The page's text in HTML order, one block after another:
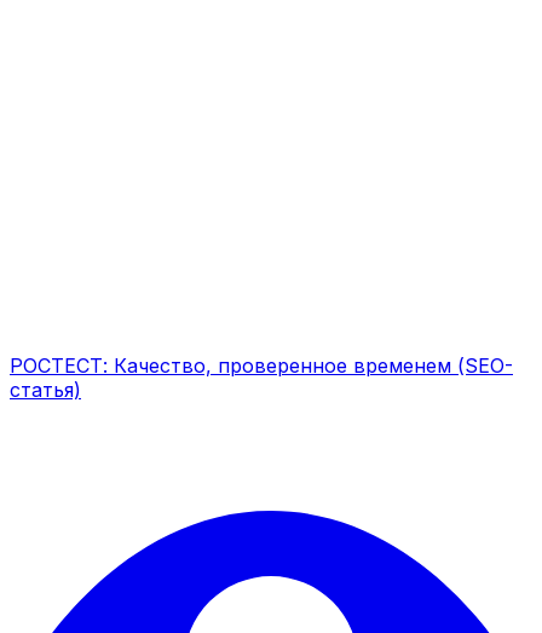
РОСТЕСТ: Качество, проверенное временем (SEO-
статья)